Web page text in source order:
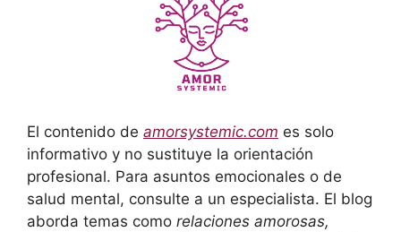
El contenido de amorsystemic.com es solo
informativo y no sustituye la orientación
profesional. Para asuntos emocionales o de
salud mental, consulte a un especialista. El blog
aborda temas como relaciones amorosas,